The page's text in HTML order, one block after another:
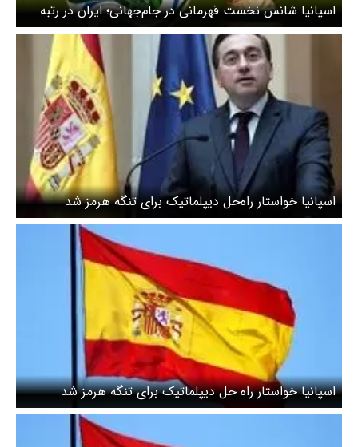
اسپانیا شانس نخست قهرمانی در جام‌جهانی؛ ایران در رتبه
بیست‌وهفتم
اسپانیا خواستار راه‌حل دیپلماتیک برای تنگه هرمز شد
اسپانیا خواستار راه حل دیپلماتیک برای تنگه هرمز شد